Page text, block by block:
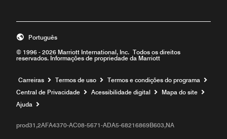
© 1996 - 2026 Marriott International, Inc. Todos os direitos
reservados. Informações de propriedade da Marriott
Português
Carreiras Termos de uso
Termos e condições do programa
Central de Privacidade
Acessibilidade digital
Mapa do site
Ajuda
prod31,2AFA4370-AC08-5671-ADA5-68216869B603,NA